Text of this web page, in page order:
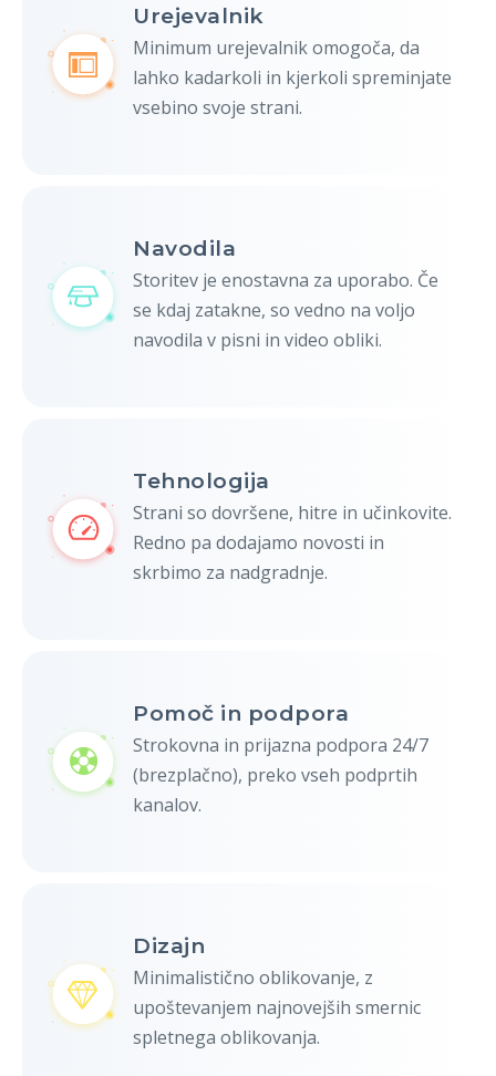
Urejevalnik
Minimum urejevalnik omogoča, da
lahko kadarkoli in kjerkoli spreminjate
vsebino svoje strani.
Navodila
Storitev je enostavna za uporabo. Če
se kdaj zatakne, so vedno na voljo
navodila v pisni in video obliki.
Tehnologija
Strani so dovršene, hitre in učinkovite.
Redno pa dodajamo novosti in
skrbimo za nadgradnje.
Pomoč in podpora
Strokovna in prijazna podpora 24/7
(brezplačno), preko vseh podprtih
kanalov.
Dizajn
Minimalistično oblikovanje, z
upoštevanjem najnovejših smernic
spletnega oblikovanja.